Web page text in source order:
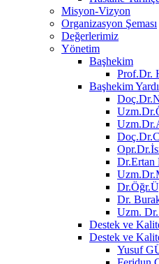
Misyon-Vizyon
Organizasyon Şeması
Değerlerimiz
Yönetim
Başhekim
Prof.Dr.
Başhekim
Dr.
Uzm.
Destek ve
Destek ve
Yusuf